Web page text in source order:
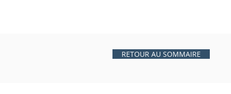
RETOUR AU SOMMAIRE